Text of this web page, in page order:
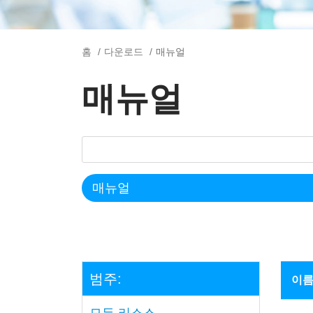
홈 다운로드 매뉴얼
매뉴얼
범주: 이름